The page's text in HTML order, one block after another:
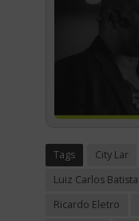
Tags City Lar
Luiz Carlos Batista
Ricardo Eletro